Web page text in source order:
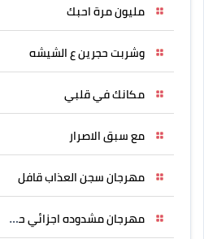
مليون مرة احبك
وشربت حجرين ع الشيشه
مكانك في قلبي
مع سبق الاصرار
مهرجان سجن العذاب قافل
مهرجان مشدوده اجزائي حربونى